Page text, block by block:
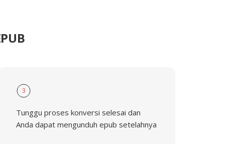
3
Tunggu proses konversi selesai dan
Anda dapat mengunduh epub setelahnya